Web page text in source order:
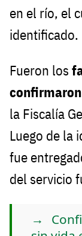
en el río, el
identificado.
Fueron los
la Fiscalía
Luego de la
fue
del servicio